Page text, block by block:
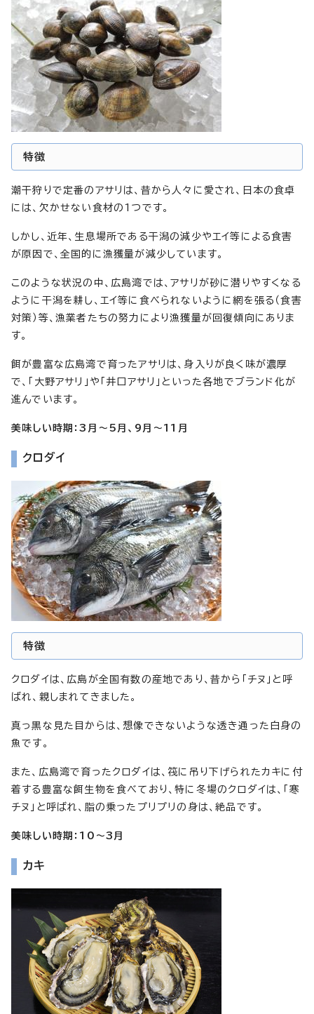
特徴
潮干狩りで定番のアサリは、昔から人々に愛され、日本の食卓
には、欠かせない食材の1つです。
しかし、近年、生息場所である干潟の減少やエイ等による食害
が原因で、全国的に漁獲量が減少しています。
このような状況の中、広島湾では、アサリが砂に潜りやすくなる
ように干潟を耕し、エイ等に食べられないように網を張る（食害
対策）等、漁業者たちの努力により漁獲量が回復傾向にありま
す。
餌が豊富な広島湾で育ったアサリは、身入りが良く味が濃厚
で、「大野アサリ」や「井口アサリ」といった各地でブランド化が
進んでいます。
美味しい時期：3月～5月、9月～11月
クロダイ
特徴
クロダイは、広島が全国有数の産地であり、昔から「チヌ」と呼
ばれ、親しまれてきました。
真っ黒な見た目からは、想像できないような透き通った白身の
魚です。
また、広島湾で育ったクロダイは、筏に吊り下げられたカキに付
着する豊富な餌生物を食べており、特に冬場のクロダイは、「寒
チヌ」と呼ばれ、脂の乗ったプリプリの身は、絶品です。
美味しい時期：10～3月
カキ